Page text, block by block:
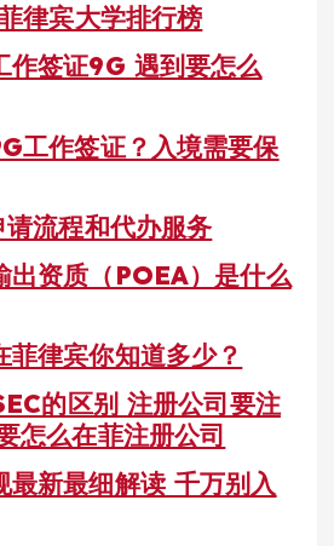
律宾大学排行榜
作签证9G 遇到要怎么
工作签证？入境需要保
流程和代办服务
出资质（POEA）是什么
菲律宾你知道多少？
的区别 注册公司要注
怎么在菲注册公司
最新最细解读 千万别入